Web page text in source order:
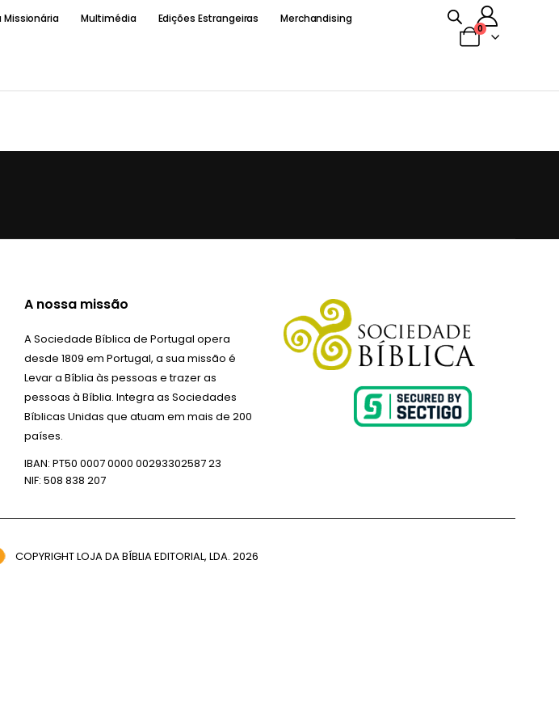
Missionária Multimédia Edições Estrangeiras Merchandising
0
A nossa missão
A Sociedade Bíblica de Portugal opera
desde 1809 em Portugal, a sua missão é
Levar a Bíblia às pessoas e trazer as
pessoas à Bíblia. Integra as Sociedades
Bíblicas Unidas que atuam em mais de 200
países.
IBAN: PT50 0007 0000 00293302587 23
NIF: 508 838 207
COPYRIGHT LOJA DA BÍBLIA EDITORIAL, LDA. 2026